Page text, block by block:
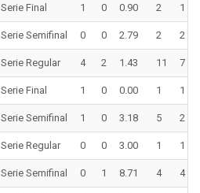
Serie Final 1 0 0.90 2 1
Serie Semifinal 0 0 2.79 2 2
Serie Regular 4 2 1.43 11 7
Serie Final 1 0 0.00 1 1
Serie Semifinal 1 0 3.18 5 2
Serie Regular 0 0 3.00 1 1
Serie Semifinal 0 1 8.71 4 4